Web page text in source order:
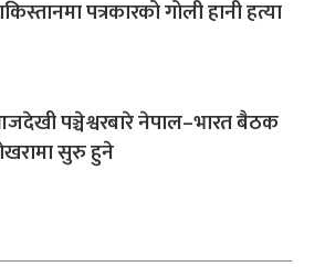
पत्रकारको गोली हानी हत्या
पञ्चेश्वरबारे नेपाल–भारत बैठक
सुरु हुने